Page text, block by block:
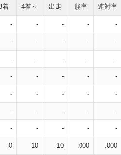
着 4着～ 出走 勝率 連対率
- - - - -
- - - - -
- - - - -
- - - - -
- - - - -
- - - - -
- - - - -
0 10 10 .000 .000